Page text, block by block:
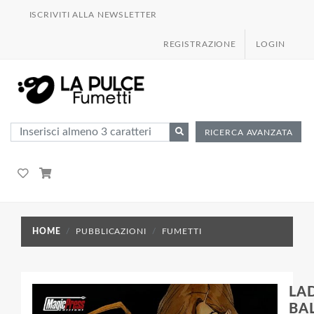
ISCRIVITI ALLA NEWSLETTER
REGISTRAZIONE LOGIN
RICERCA AVANZATA
HOME PUBBLICAZIONI FUMETTI